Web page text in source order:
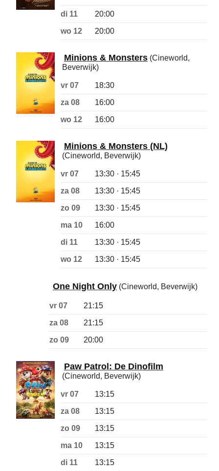
di 11 20:00
wo 12 20:00
Minions & Monsters (Cineworld,
Beverwijk)
vr 07 18:30
za 08 16:00
wo 12 16:00
Minions & Monsters (NL)
(Cineworld, Beverwijk)
vr 07 13:30 · 15:45
za 08 13:30 · 15:45
zo 09 13:30 · 15:45
ma 10 16:00
di 11 13:30 · 15:45
wo 12 13:30 · 15:45
One Night Only (Cineworld, Beverwijk)
vr 07 21:15
za 08 21:15
zo 09 20:00
Paw Patrol: De Dinofilm
(Cineworld, Beverwijk)
vr 07 13:15
za 08 13:15
zo 09 13:15
ma 10 13:15
di 11 13:15